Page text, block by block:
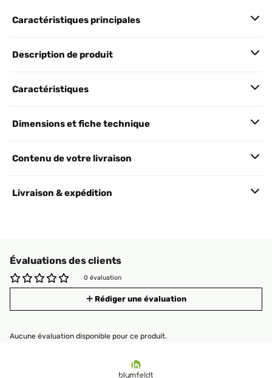
Caractéristiques principales
Description de produit
Caractéristiques
Dimensions et fiche technique
Contenu de votre livraison
Livraison & expédition
Évaluations des clients
0 évaluation
Rédiger une évaluation
Aucune évaluation disponible pour ce produit.